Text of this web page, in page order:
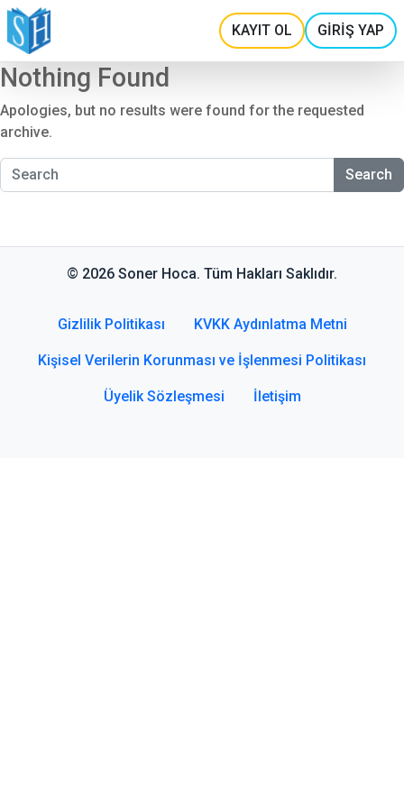
KAYIT OL GİRİŞ YAP
Nothing Found
Apologies, but no results were found for the requested
archive.
Search
© 2026 Soner Hoca. Tüm Hakları Saklıdır.
Gizlilik Politikası KVKK Aydınlatma Metni
Kişisel Verilerin Korunması ve İşlenmesi Politikası
Üyelik Sözleşmesi İletişim